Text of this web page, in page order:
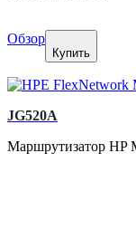
Обзор
Купить
JG520A
Маршрутизатор HP